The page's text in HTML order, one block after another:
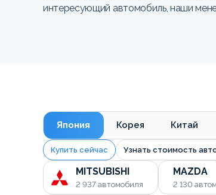
интересующий автомобиль, наши
Япония Корея Китай
Купить сейчас Узнать стоимость
MITSUBISHI
2 937 автомобиля
MAZDA
2 130